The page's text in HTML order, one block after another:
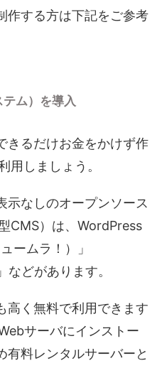
作する方は下記をご参考
ム）を導入
きるだけお金をかけず作
用しましょう。
示なしのオープンソース
CMS）は、WordPress
ームラ！）」
などがあります。
高く無料で利用できます
サーバにインストー
有料レンタルサーバーと